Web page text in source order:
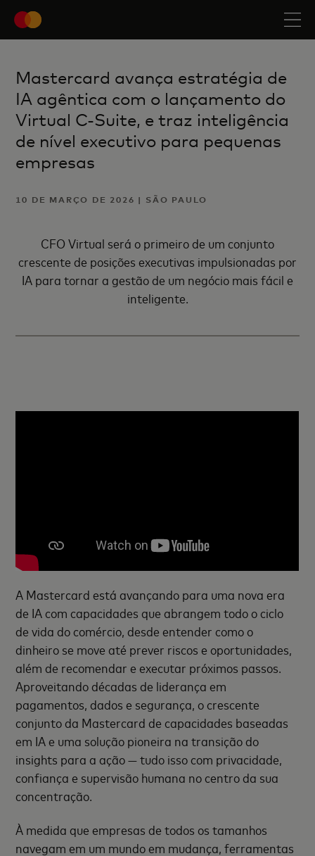
Mastercard avança estratégia de
IA agêntica com o lançamento do
Virtual C-Suite, e traz inteligência
de nível executivo para pequenas
empresas
10 DE MARÇO DE 2026 | SÃO PAULO
CFO Virtual será o primeiro de um conjunto
crescente de posições executivas impulsionadas por
IA para tornar a gestão de um negócio mais fácil e
inteligente.
A Mastercard está avançando para uma nova era
de IA com capacidades que abrangem todo o ciclo
de vida do comércio, desde entender como o
dinheiro se move até prever riscos e oportunidades,
além de recomendar e executar próximos passos.
Aproveitando décadas de liderança em
pagamentos, dados e segurança, o crescente
conjunto da Mastercard de capacidades baseadas
em IA e uma solução pioneira na transição do
insights para a ação — tudo isso com privacidade,
confiança e supervisão humana no centro da sua
concentração.
À medida que empresas de todos os tamanhos
navegam em um mundo em mudança, ferramentas